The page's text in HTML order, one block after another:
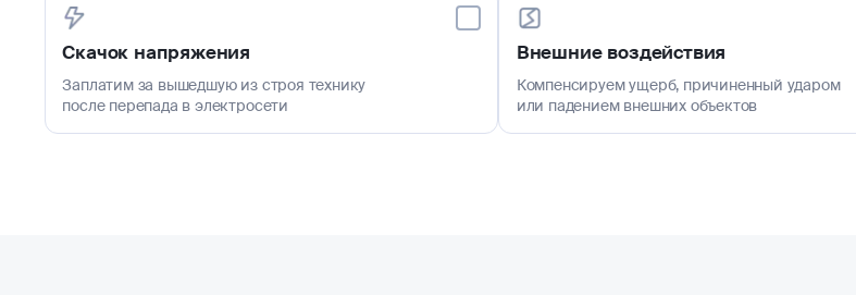
Скачок напряжения
Заплатим за вышедшую из строя технику
после перепада в электросети
Внешние воздействия
Компенсируем ущерб, причиненный ударом
или падением внешних объектов